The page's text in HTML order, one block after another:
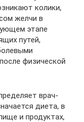
колики,
желчи в
этапе
путей,
физической
врач-
диета, в
и продуктах,